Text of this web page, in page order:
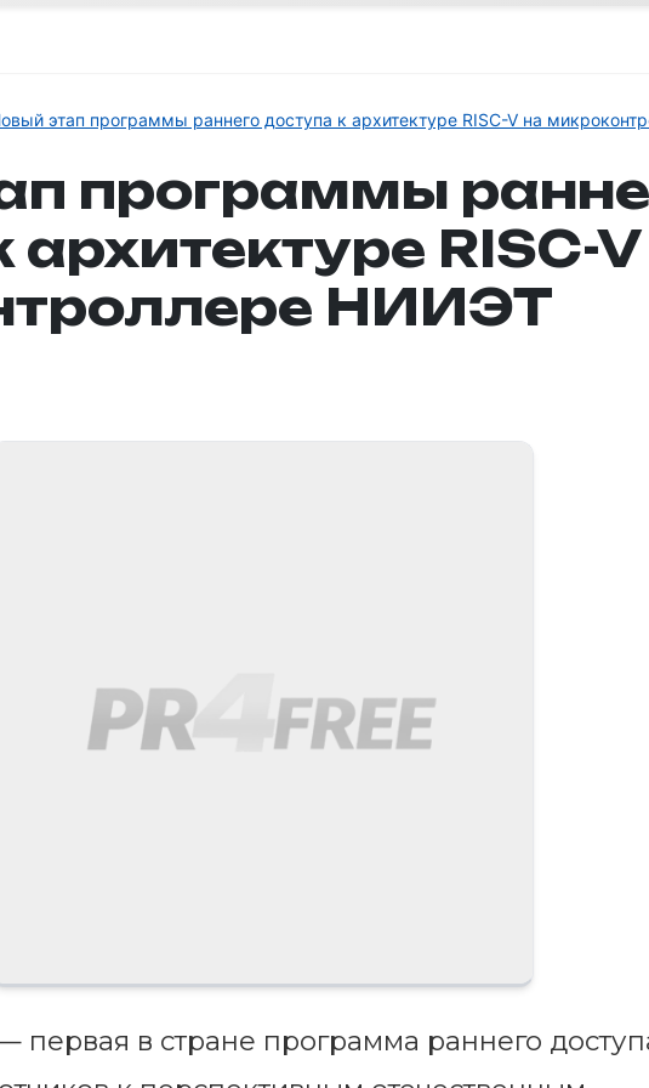
этап программы раннего доступа к архитектуре RISC-V на
программы
архитектуре RISC-
НИИЭТ
первая в стране программа раннего